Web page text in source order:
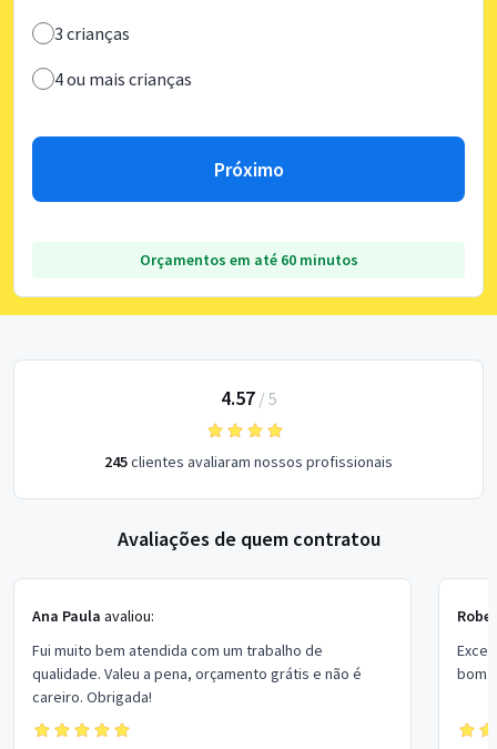
3 crianças
4 ou mais crianças
Próximo
Orçamentos em até 60 minutos
4.57/ 5
245clientes avaliaram nossos profissionais
Avaliações de quem contratou
Ana Paula avaliou:
Fui muito bem atendida com um trabalho de
qualidade. Valeu a pena, orçamento grátis e não é
careiro. Obrigada!
bom